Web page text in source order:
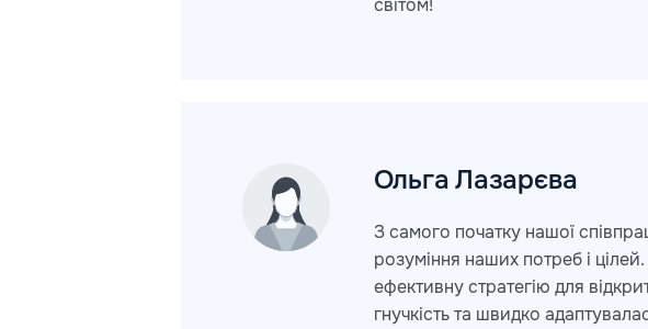
світом!
ОльгаЛазарєва
З самого початку нашої
розуміння наших потреб і
ефективну стратегію для
гнучкість та швидко